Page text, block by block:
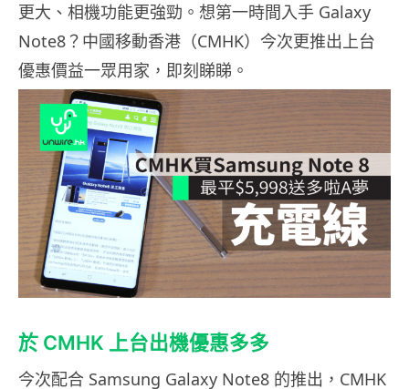
更大、相機功能更強勁。想第一時間入手 Galaxy
Note8？中國移動香港（CMHK）今次更推出上台
優惠價益一眾用家，即刻睇睇。
於 CMHK 上台出機優惠多多
今次配合 Samsung Galaxy Note8 的推出，CMHK